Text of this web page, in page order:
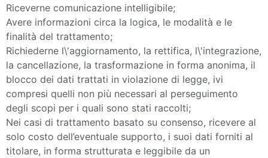
Riceverne comunicazione intelligibile;
Avere informazioni circa la logica, le modalità e le
finalità del trattamento;
Richiederne l\'aggiornamento, la rettifica, l\'integrazione,
la cancellazione, la trasformazione in forma anonima, il
blocco dei dati trattati in violazione di legge, ivi
compresi quelli non più necessari al perseguimento
degli scopi per i quali sono stati raccolti;
Nei casi di trattamento basato su consenso, ricevere al
solo costo dell’eventuale supporto, i suoi dati forniti al
titolare, in forma strutturata e leggibile da un